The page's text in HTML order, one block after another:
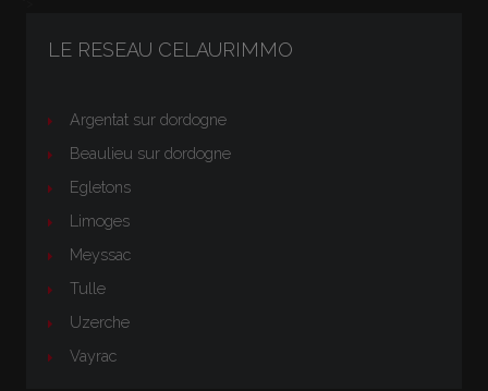
LE RESEAU CELAURIMMO
Argentat sur dordogne
Beaulieu sur dordogne
Egletons
Limoges
Meyssac
Tulle
Uzerche
Vayrac